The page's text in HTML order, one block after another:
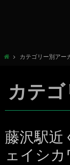
カテゴリー別アー
カテ
藤沢駅近
ェイシカ